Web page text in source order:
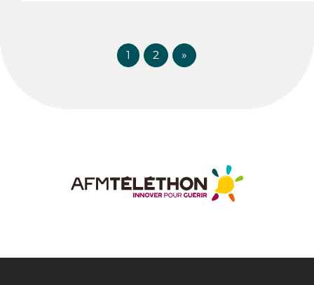
1 2 »